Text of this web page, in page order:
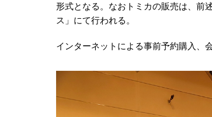
形式となる。なおトミカの販売は、前
ス」にて行われる。
インターネットによる事前予約購入、